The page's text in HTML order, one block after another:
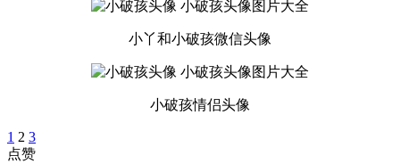
小丫和小破孩微信头像
小破孩情侣头像
1 2 3
点赞